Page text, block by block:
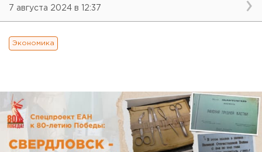
7 августа 2024 в 12:37
Экономика